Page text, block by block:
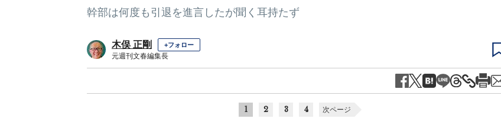
幹部は何度も引退を進言したが聞く耳持たず
木俣 正剛 +フォロー
元週刊文春編集長
1 2 3 4 次ページ